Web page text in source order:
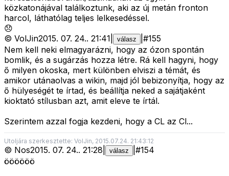
közkatonájával találkoztunk, aki az új metán fronton
harcol, láthatólag teljes lelkesedéssel.
😞
© VolJin2015. 07. 24.. 21:41 válasz #155
Nem kell neki elmagyarázni, hogy az ózon spontán
bomlik, és a sugárzás hozza létre. Rá kell hagyni, hogy
ő milyen okoska, mert különben elviszi a témát, és
amikor utánaolvas a wikin, majd jól bebizonyítja, hogy az
ő hülyeségét te írtad, és beállítja neked a sajátjaként
kioktató stílusban azt, amit eleve te írtál.
Szerintem azzal fogja kezdeni, hogy a CL az Cl...
Utoljára szerkesztette: VolJin, 2015.07.24. 21:43:12
© Nos2015. 07. 24.. 21:28 válasz #154
öööööö